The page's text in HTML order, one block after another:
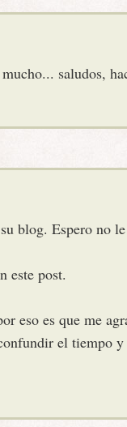
saludos,
blog. Espero no
este post.
eso es que me
el tiempo